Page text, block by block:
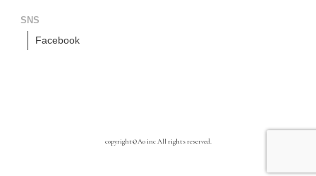
SNS
Facebook
copyright©A0 inc All rights reserved.